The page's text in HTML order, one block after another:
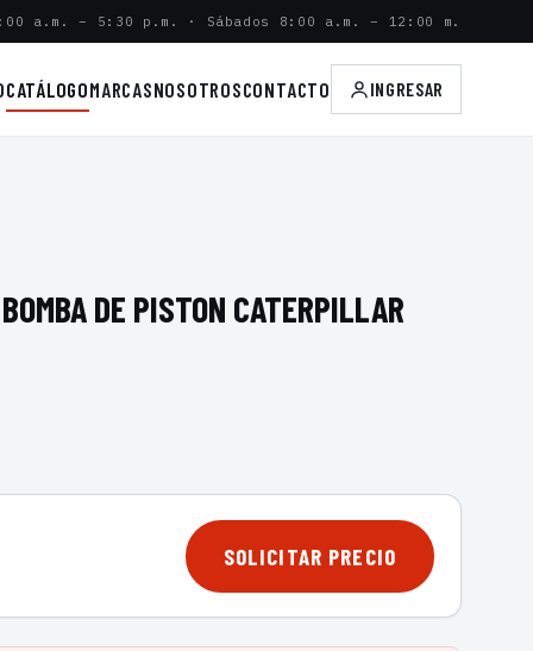
a.m. – 5:30 p.m. · Sábados 8:00 a.m. – 12:00 m.
CATÁLOGOMARCASNOSOTROSCONTACTO INGRESAR
DE PISTON CATERPILLAR
SOLICITAR PRECIO